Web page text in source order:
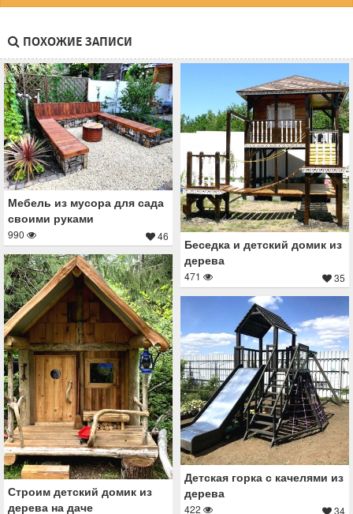
ПОХОЖИЕ ЗАПИСИ
Мебель из мусора для сада
своими руками
990 46
Беседка и детский домик из
дерева
471 35
Строим детский домик из
дерева на даче
Детская горка с качелями из
дерева
422 34